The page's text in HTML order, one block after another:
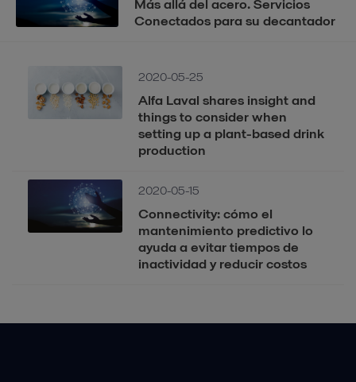
Conectados para su decantador
2020-05-25
Alfa Laval shares insight and
things to consider when
setting up a plant-based drink
production
2020-05-15
Connectivity: cómo el
mantenimiento predictivo lo
ayuda a evitar tiempos de
inactividad y reducir costos